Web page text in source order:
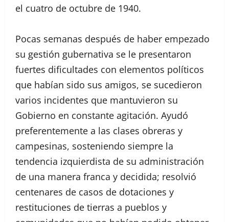
el cuatro de octubre de 1940.
Pocas semanas después de haber empezado
su gestión gubernativa se le presentaron
fuertes dificultades con elementos políticos
que habían sido sus amigos, se sucedieron
varios incidentes que mantuvieron su
Gobierno en constante agitación. Ayudó
preferentemente a las clases obreras y
campesinas, sosteniendo siempre la
tendencia izquierdista de su administración
de una manera franca y decidida; resolvió
centenares de casos de dotaciones y
restituciones de tierras a pueblos y